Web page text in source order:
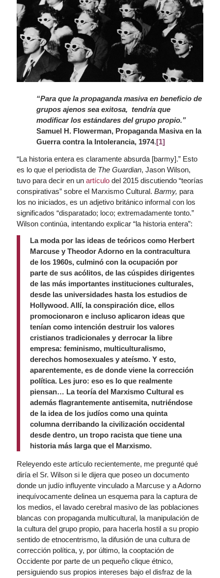
“Para que la propaganda masiva en beneficio de
grupos ajenos sea exitosa, tendría que
modificar los estándares del grupo propio.”
Samuel H. Flowerman, Propaganda Masiva en la
Guerra contra la Intolerancia, 1974.[1]
“La historia entera es claramente absurda [barmy].” Esto
es lo que el periodista de The Guardian, Jason Wilson,
tuvo para decir en un artículodel 2015 discutiendo “teorías
conspirativas” sobre el Marxismo Cultural. Barmy, para
los no iniciados, es un adjetivo británico informal con los
significados “disparatado; loco; extremadamente tonto.”
Wilson continúa, intentando explicar “la historia entera”:
La moda por las ideas de teóricos como Herbert
Marcuse y Theodor Adorno en la contracultura
de los 1960s, culminó con la ocupación por
parte de sus acólitos, de las cúspides dirigentes
de las más importantes instituciones culturales,
desde las universidades hasta los estudios de
Hollywood. Allí, la conspiración dice, ellos
promocionaron e incluso aplicaron ideas que
tenían como intención destruir los valores
cristianos tradicionales y derrocar la libre
empresa: feminismo, multiculturalismo,
derechos homosexuales y ateísmo. Y esto,
aparentemente, es de donde viene la corrección
política. Les juro: eso es lo que realmente
piensan… La teoría del Marxismo Cultural es
además flagrantemente antisemita, nutriéndose
de la idea de los judíos como una quinta
columna derribando la civilización occidental
desde dentro, un tropo racista que tiene una
historia más larga que el Marxismo.
Releyendo este artículo recientemente, me pregunté qué
diría el Sr. Wilson si le dijera que poseo un documento
donde un judío influyente vinculado a Marcuse y a Adorno
inequívocamente delinea un esquema para la captura de
los medios, el lavado cerebral masivo de las poblaciones
blancas con propaganda multicultural, la manipulación de
la cultura del grupo propio, para hacerla hostil a su propio
sentido de etnocentrismo, la difusión de una cultura de
corrección política, y, por último, la cooptación de
Occidente por parte de un pequeño clique étnico,
persiguiendo sus propios intereses bajo el disfraz de la